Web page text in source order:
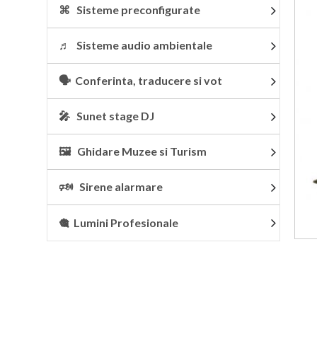
⌘ Sisteme preconfigurate
♬ Sisteme audio ambientale
🗣 Conferinta, traducere si vot
🎤 Sunet stage DJ
🖼 Ghidare Muzee si Turism
🕬 Sirene alarmare
🎕 Lumini Profesionale